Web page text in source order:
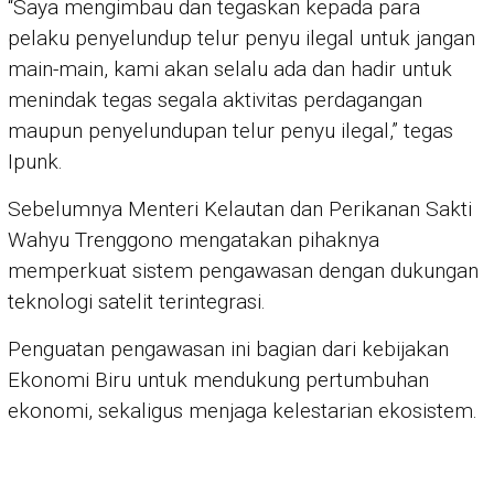
“Saya mengimbau dan tegaskan kepada para
pelaku penyelundup telur penyu ilegal untuk jangan
main-main, kami akan selalu ada dan hadir untuk
menindak tegas segala aktivitas perdagangan
maupun penyelundupan telur penyu ilegal,” tegas
Ipunk.
Sebelumnya Menteri Kelautan dan Perikanan Sakti
Wahyu Trenggono mengatakan pihaknya
memperkuat sistem pengawasan dengan dukungan
teknologi satelit terintegrasi.
Penguatan pengawasan ini bagian dari kebijakan
Ekonomi Biru untuk mendukung pertumbuhan
ekonomi, sekaligus menjaga kelestarian ekosistem.